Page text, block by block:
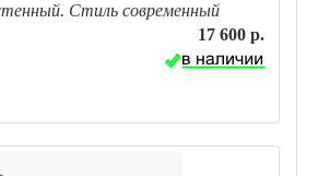
Стиль современный
17 600 р.